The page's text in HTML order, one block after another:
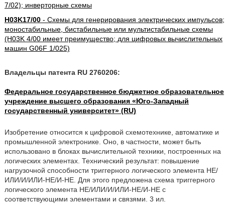
7/02); инверторные схемы
H03K17/00- Схемы для генерирования электрических импульсов;
моностабильные, бистабильные или мультистабильные схемы
(H03K 4/00 имеет преимущество; для цифровых вычислительных
машин G06F 1/025)
Владельцы патента RU 2760206:
Федеральное государственное бюджетное образовательное
учреждение высшего образования «Юго-Западный
государственный университет» (RU)
Изобретение относится к цифровой схемотехнике, автоматике и
промышленной электронике. Оно, в частности, может быть
использовано в блоках вычислительной техники, построенных на
логических элементах. Технический результат: повышение
нагрузочной способности триггерного логического элемента НЕ/
ИЛИ/И/ИЛИ-НЕ/И-НЕ. Для этого предложена схема триггерного
логического элемента НЕ/ИЛИ/И/ИЛИ-НЕ/И-НЕ с
соответствующими элементами и связями. 3 ил.